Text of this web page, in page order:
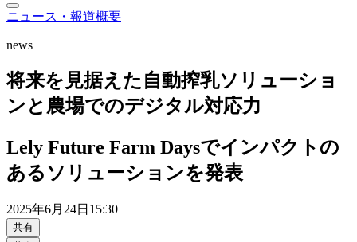
ニュース・報道概要
news
将来を見据えた自動搾乳ソリューショ
ンと農場でのデジタル対応力
Lely Future Farm Daysでインパクトの
あるソリューションを発表
2025年6月24日 15:30
共有